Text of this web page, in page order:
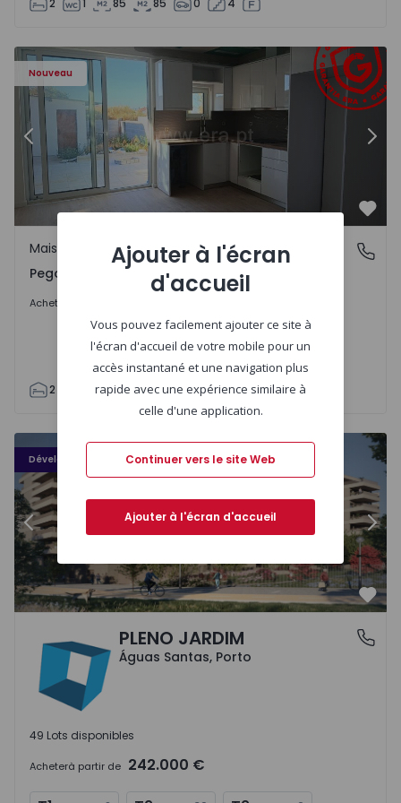
2 1 85 85 0 4
Nouveau
Maison T2 Abrantes, Pego - 1575171 - 9
Précédent
Pego, Abrantes
Maison
Pego, Abrantes
Acheter
2 99 59 110 0
Développement
PLENO JARDIM - 3
Précédent
Águas Santas, PortoPLENO JARDIM
Águas Santas, Porto
49 Lots disponibles
Acheterà partir de 242.000 €
Ajouter à l'écran
d'accueil
Vous pouvez facilement ajouter ce site à
l'écran d'accueil de votre mobile pour un
accès instantané et une navigation plus
rapide avec une expérience similaire à
celle d'une application.
Continuer vers le site Web
Ajouter à l'écran d'accueil